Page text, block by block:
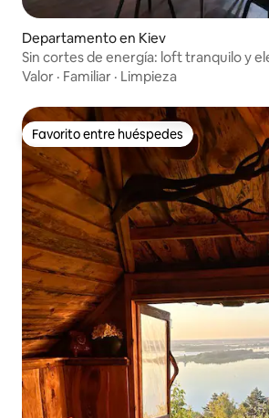
Departamento en Kiev
Sin cortes de energía: loft tranquilo y
vista
Valor · Familiar · Limpieza
Favorito entre huéspedes
Favorito entre huéspedes